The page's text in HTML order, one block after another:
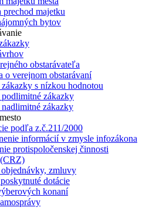
prechod majetku
bytov
obstarávateľa
o verejnom obstarávaní
s nízkou hodnotou
zákazky
zákazky
podľa z.č.211/2000
informácií v zmysle infozákona
protispoločenskej činnosti
zmluvy
dotácie
konaní